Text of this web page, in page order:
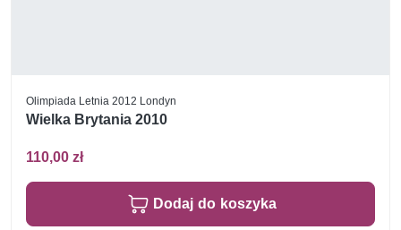
Olimpiada Letnia 2012 Londyn
Wielka Brytania 2010
110,00 zł
Dodaj do koszyka